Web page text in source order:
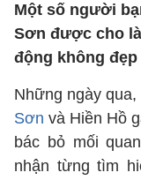
Một số người
Sơn được cho
động không đẹp
Những ngày
Sơn và Hiền Hồ
bác bỏ mối
nhận từng tìm